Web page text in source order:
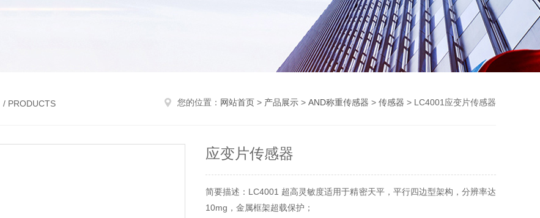
/ PRODUCTS 您的位置： 网站首页 > 产品展示 > AND称重传感器 > 传感器 > LC4001应变片传感器
应变片传感器
简要描述：LC4001 超高灵敏度适用于精密天平，平行四边型架构，分辨率达
10mg，金属框架超载保护；